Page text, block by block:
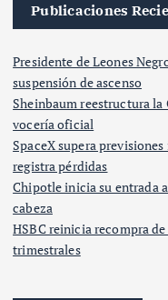
Publicaciones
Presidente de Leones
suspensión de ascenso
Sheinbaum reestructura
vocería oficial
SpaceX supera
registra pérdidas
Chipotle inicia su entrada
cabeza
HSBC reinicia recompra
trimestrales